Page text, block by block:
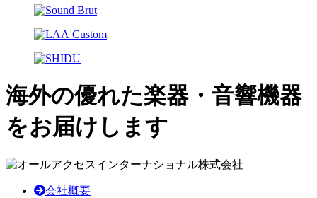
海外の優れた楽器・音響機器
をお届けします
会社概要